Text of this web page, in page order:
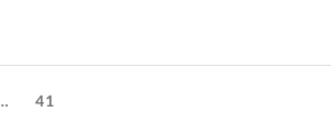
41